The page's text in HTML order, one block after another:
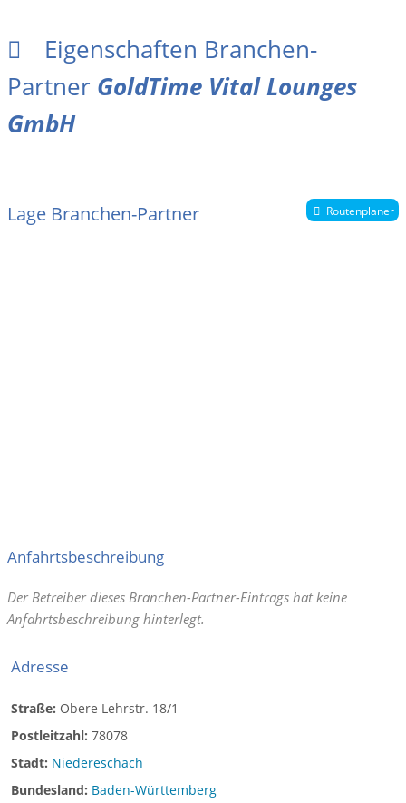
Eigenschaften Branchen-
Partner GoldTime Vital Lounges
GmbH
Lage Branchen-Partner Routenplaner
Anfahrtsbeschreibung
Der Betreiber dieses Branchen-Partner-Eintrags hat keine
Anfahrtsbeschreibung hinterlegt.
Adresse
Straße: Obere Lehrstr. 18/1
Postleitzahl: 78078
Stadt: Niedereschach
Bundesland: Baden-Württemberg